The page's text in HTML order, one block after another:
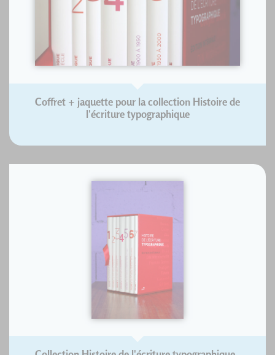
Coffret + jaquette pour la collection Histoire de
l'écriture typographique